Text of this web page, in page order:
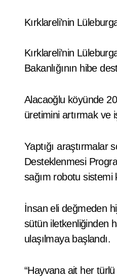
Kırklareli’nin
Kırklareli’nin
Bakanlığının hibe
Alacaoğlu köyünde
üretimini artırmak ve
Yaptığı araştırmalar
Desteklenmesi
sağım robotu sistemi
İnsan eli değmeden
sütün iletkenliğinden
ulaşılmaya başlandı.
“Hayvana ait her